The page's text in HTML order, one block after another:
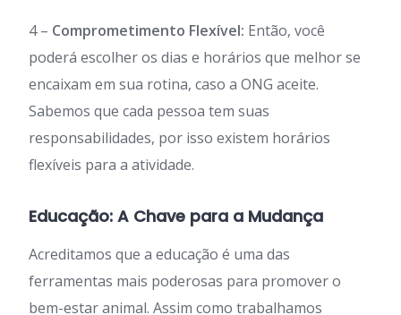
4 – Comprometimento Flexível: Então, você
poderá escolher os dias e horários que melhor se
encaixam em sua rotina, caso a ONG aceite.
Sabemos que cada pessoa tem suas
responsabilidades, por isso existem horários
flexíveis para a atividade.
Educação: A Chave para a Mudança
Acreditamos que a educação é uma das
ferramentas mais poderosas para promover o
bem-estar animal. Assim como trabalhamos